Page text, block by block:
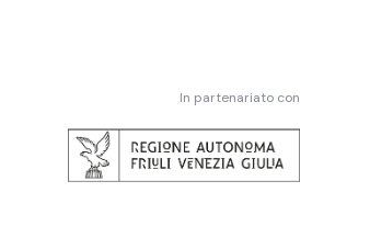
In partenariato con